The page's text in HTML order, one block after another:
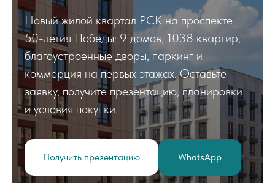
Новый жилой квартал РСК на проспекте
50-летия Победы: 9 домов, 1038 квартир,
благоустроенные дворы, паркинг и
коммерция на первых этажах. Оставьте
заявку, получите презентацию, планировки
и условия покупки.
Получить презентацию WhatsApp